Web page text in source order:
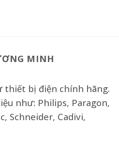
MINH
thiết bị điện chính hãng.
như: Philips, Paragon,
Schneider, Cadivi,